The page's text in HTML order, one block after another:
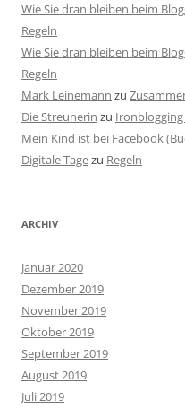
Wie Sie dran bleiben beim
Regeln
Wie Sie dran bleiben beim
Regeln
Mark Leinemann zu
Die Streunerin zu
Mein Kind ist bei Facebook
Digitale Tagezu Regeln
ARCHIV
Januar 2020
Dezember 2019
November 2019
Oktober 2019
September 2019
August 2019
Juli 2019